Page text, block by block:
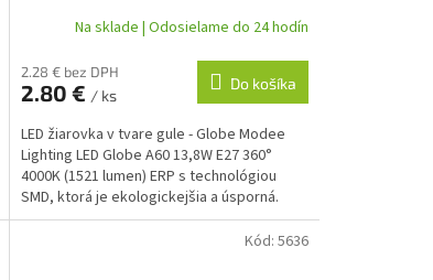
G4000K13,8WE27N)
Na sklade | Odosielame do 24 hodín
2.28 € bez DPH
2.80 € / ks
Do košíka
LED žiarovka v tvare gule - Globe Modee
Lighting LED Globe A60 13,8W E27 360°
4000K (1521 lumen) ERP s technológiou
SMD, ktorá je ekologickejšia a úsporná.
Kód: 5636